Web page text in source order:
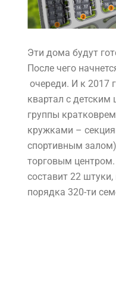
Эти дома будут
После чего
очереди. И к 2017
квартал с детским
группы
кружками –
спортивным
торговым
составит 22
порядка 320-ти